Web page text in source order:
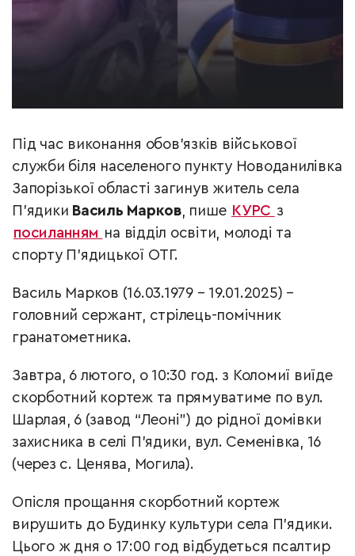
Під час виконання обов’язків військової
служби біля населеного пункту Новоданилівка
Запорізької області загинув житель села
П’ядики Василь Марков, пише КУРС з
посиланням на відділ освіти, молоді та
спорту П’ядицької ОТГ.
Василь Марков (16.03.1979 – 19.01.2025) –
головний сержант, стрілець-помічник
гранатометника.
Завтра, 6 лютого, о 10:30 год. з Коломиї виїде
скорботний кортеж та прямуватиме по вул.
Шарлая, 6 (завод “Леоні”) до рідної домівки
захисника в селі П’ядики, вул. Семенівка, 16
(через с. Ценява, Могила).
Опісля прощання скорботний кортеж
вирушить до Будинку культури села П’ядики.
Цього ж дня о 17:00 год відбудеться псалтир